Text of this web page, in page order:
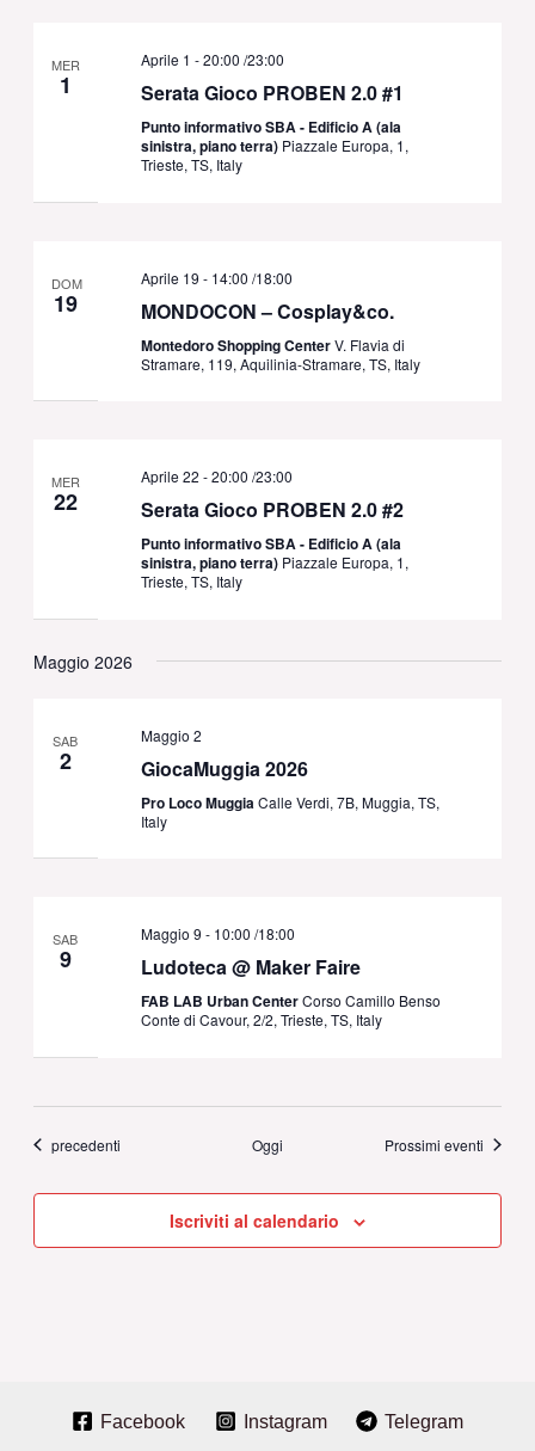
MER
1
Aprile 1 - 20:00 /23:00
Serata Gioco PROBEN 2.0 #1
Punto informativo SBA - Edificio A (ala
sinistra, piano terra) Piazzale Europa, 1,
Trieste, TS, Italy
DOM
19
Aprile 19 - 14:00 /18:00
MONDOCON – Cosplay&co.
Montedoro Shopping CenterV. Flavia di
Stramare, 119, Aquilinia-Stramare, TS, Italy
MER
22
Aprile 22 - 20:00 /23:00
Serata Gioco PROBEN 2.0 #2
Punto informativo SBA - Edificio A (ala
sinistra, piano terra) Piazzale Europa, 1,
Trieste, TS, Italy
Maggio 2026
SAB
2
Maggio 2
GiocaMuggia 2026
Pro Loco MuggiaCalle Verdi, 7B, Muggia, TS,
Italy
SAB
9
Maggio 9 - 10:00 /18:00
Ludoteca @ Maker Faire
FAB LAB Urban CenterCorso Camillo Benso
Conte di Cavour, 2/2, Trieste, TS, Italy
Eventi
precedenti Oggi Prossimi eventi
Iscriviti al calendario
Facebook Instagram Telegram